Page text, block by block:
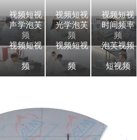
视频短视
频
视频短视
频
视频短视
频
声学泡芙
视频短视
频
光学泡芙
视频短视
频
时间频率
泡芙视频
短视频